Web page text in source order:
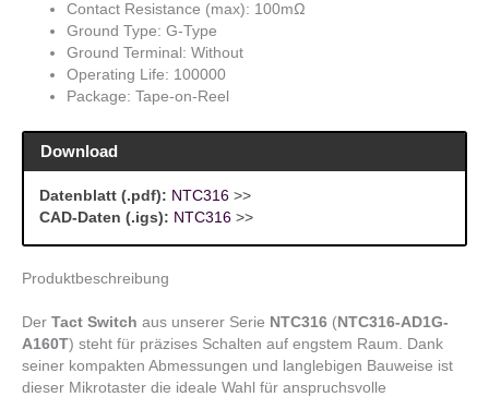
Contact Resistance (max): 100mΩ
Ground Type: G-Type
Ground Terminal: Without
Operating Life: 100000
Package: Tape-on-Reel
Download
Datenblatt (.pdf): NTC316>>
CAD-Daten (.igs): NTC316>>
Produktbeschreibung
Der Tact Switch aus unserer Serie NTC316 (NTC316-AD1G-
A160T) steht für präzises Schalten auf engstem Raum. Dank
seiner kompakten Abmessungen und langlebigen Bauweise ist
dieser Mikrotaster die ideale Wahl für anspruchsvolle